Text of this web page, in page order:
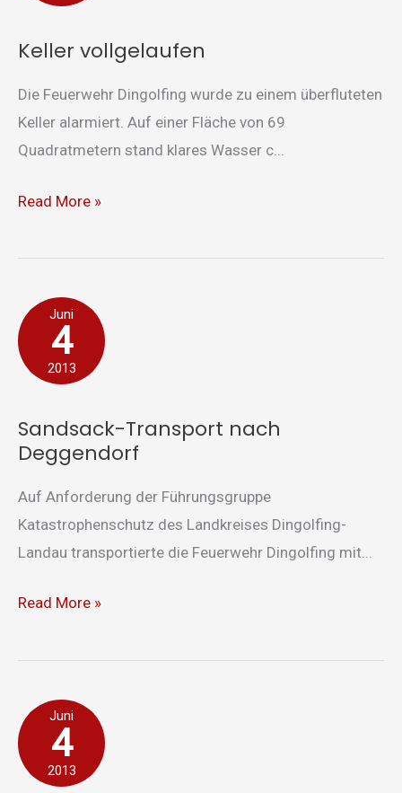
Keller vollgelaufen
Die Feuerwehr Dingolfing wurde zu einem überfluteten
Keller alarmiert. Auf einer Fläche von 69
Quadratmetern stand klares Wasser c...
Read More »
Juni
4
2013
Sandsack-Transport nach
Deggendorf
Auf Anforderung der Führungsgruppe
Katastrophenschutz des Landkreises Dingolfing-
Landau transportierte die Feuerwehr Dingolfing mit...
Sandsack-
Transport
nach
Read More »
Juni
4
2013
gemeldete
Tierrettung